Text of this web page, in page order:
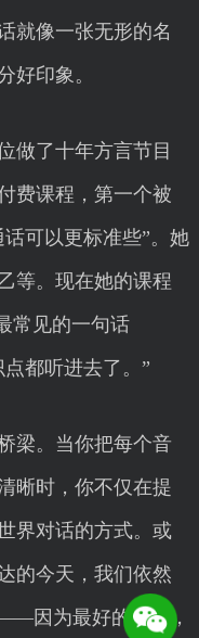
就像一张无形的名
好印象。
做了十年方言节目
费课程，第一个被
可以更标准些”。她
等。现在她的课程
常见的一句话
都听进去了。”
梁。当你把每个音
晰时，你不仅在提
界对话的方式。或
的今天，我们依然
因为最好的沟通，